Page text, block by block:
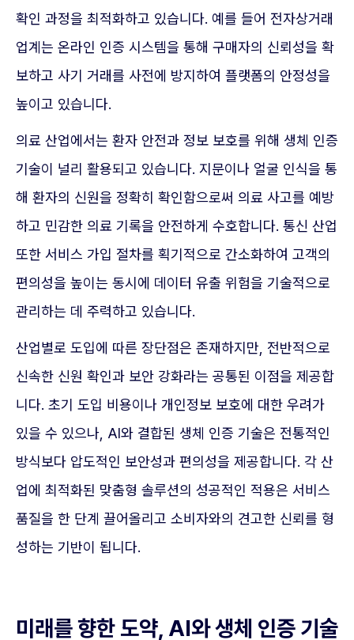
확인 과정을 최적화하고 있습니다. 예를 들어 전자상거래
업계는 온라인 인증 시스템을 통해 구매자의 신뢰성을 확
보하고 사기 거래를 사전에 방지하여 플랫폼의 안정성을
높이고 있습니다.
의료 산업에서는 환자 안전과 정보 보호를 위해 생체 인증
기술이 널리 활용되고 있습니다. 지문이나 얼굴 인식을 통
해 환자의 신원을 정확히 확인함으로써 의료 사고를 예방
하고 민감한 의료 기록을 안전하게 수호합니다. 통신 산업
또한 서비스 가입 절차를 획기적으로 간소화하여 고객의
편의성을 높이는 동시에 데이터 유출 위험을 기술적으로
관리하는 데 주력하고 있습니다.
산업별로 도입에 따른 장단점은 존재하지만, 전반적으로
신속한 신원 확인과 보안 강화라는 공통된 이점을 제공합
니다. 초기 도입 비용이나 개인정보 보호에 대한 우려가
있을 수 있으나, AI와 결합된 생체 인증 기술은 전통적인
방식보다 압도적인 보안성과 편의성을 제공합니다. 각 산
업에 최적화된 맞춤형 솔루션의 성공적인 적용은 서비스
품질을 한 단계 끌어올리고 소비자와의 견고한 신뢰를 형
성하는 기반이 됩니다.
미래를 향한 도약, AI와 생체 인증 기술